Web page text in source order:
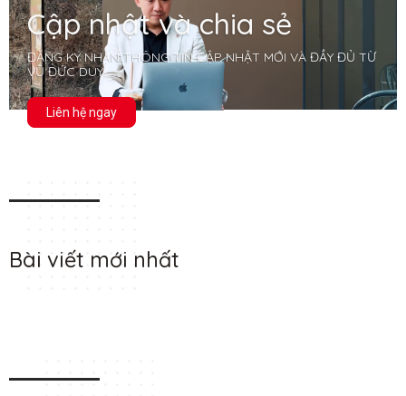
Cập nhật và chia sẻ
ĐĂNG KÝ NHẬN THÔNG TIN CẬP NHẬT MỚI VÀ ĐẦY ĐỦ TỪ
VŨ ĐỨC DUY
Liên hệ ngay
Bài viết mới nhất